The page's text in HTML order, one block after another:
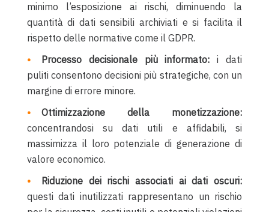
minimo l’esposizione ai rischi, diminuendo la
quantità di dati sensibili archiviati e si facilita il
rispetto delle normative come il GDPR.
Processo decisionale più informato:i dati
puliti consentono decisioni più strategiche, con un
margine di errore minore.
Ottimizzazione della monetizzazione:
concentrandosi su dati utili e affidabili, si
massimizza il loro potenziale di generazione di
valore economico.
Riduzione dei rischi associati ai dati oscuri:
questi dati inutilizzati rappresentano un rischio